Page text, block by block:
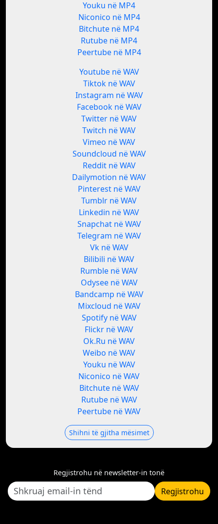
Youku në MP4
Niconico në MP4
Bitchute në MP4
Rutube në MP4
Peertube në MP4
Youtube në WAV
Tiktok në WAV
Instagram në WAV
Facebook në WAV
Twitter në WAV
Twitch në WAV
Vimeo në WAV
Soundcloud në WAV
Reddit në WAV
Dailymotion në WAV
Pinterest në WAV
Tumblr në WAV
Linkedin në WAV
Snapchat në WAV
Telegram në WAV
Vk në WAV
Bilibili në WAV
Rumble në WAV
Odysee në WAV
Bandcamp në WAV
Mixcloud në WAV
Spotify në WAV
Flickr në WAV
Ok.Ru në WAV
Weibo në WAV
Youku në WAV
Niconico në WAV
Bitchute në WAV
Rutube në WAV
Peertube në WAV
Shihni të gjitha mësimet
Regjistrohu në newsletter-in tonë
Regjistrohu